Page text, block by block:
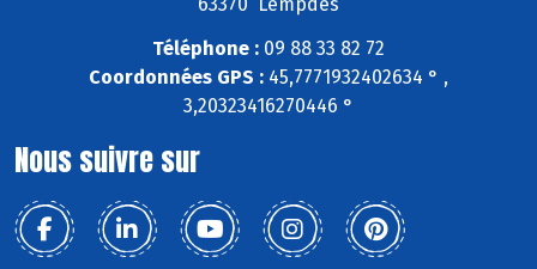
Téléphone : 09 88 33 82 72
Coordonnées GPS : 45,7771932402634 ° ,
3,20323416270446 °
Nous suivre sur